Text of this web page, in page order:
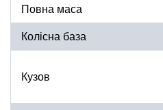
Повна маса
Колісна база
Кузов